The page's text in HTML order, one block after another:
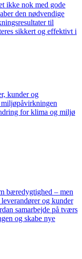
ikke nok med gode
den nødvendige
til
sikkert og effektivt i
kunder og
for klima og miljø
bæredygtighed – men
leverandører og kunder
samarbejde på tværs
og skabe nye